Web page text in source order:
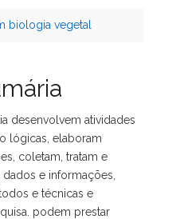
biologia vegetal
desenvolvem atividades
lógicas, elaboram
coletam, tratam e
e informações,
e técnicas e
podem prestar